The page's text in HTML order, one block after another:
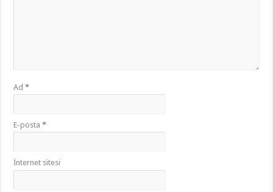
Ad*
E-posta*
İnternet sitesi